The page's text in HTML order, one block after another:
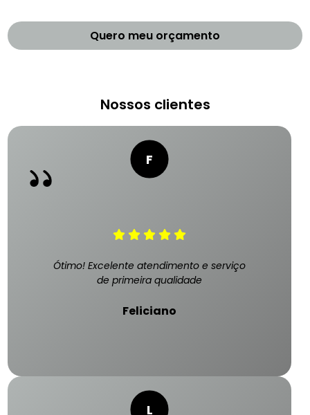
Quero meu orçamento
Nossos clientes
Ótimo! Excelente atendimento e serviço
de primeira qualidade
Feliciano